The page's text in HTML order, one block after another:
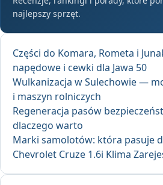
najlepszy sprzęt.
Części do Komara, Rometa i
napędowe i cewki dla Jawa 50
Wulkanizacja w Sulechowie —
i maszyn rolniczych
Regeneracja pasów
dlaczego warto
Marki samolotów: która pasuje
Chevrolet Cruze 1.6i Klima